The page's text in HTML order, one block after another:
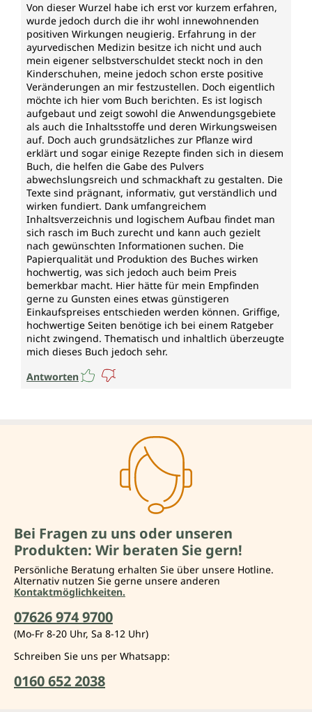
Von dieser Wurzel habe ich erst vor kurzem erfahren,
wurde jedoch durch die ihr wohl innewohnenden
positiven Wirkungen neugierig. Erfahrung in der
ayurvedischen Medizin besitze ich nicht und auch
mein eigener selbstverschuldet steckt noch in den
Kinderschuhen, meine jedoch schon erste positive
Veränderungen an mir festzustellen. Doch eigentlich
möchte ich hier vom Buch berichten. Es ist logisch
aufgebaut und zeigt sowohl die Anwendungsgebiete
als auch die Inhaltsstoffe und deren Wirkungsweisen
auf. Doch auch grundsätzliches zur Pflanze wird
erklärt und sogar einige Rezepte finden sich in diesem
Buch, die helfen die Gabe des Pulvers
abwechslungsreich und schmackhaft zu gestalten. Die
Texte sind prägnant, informativ, gut verständlich und
wirken fundiert. Dank umfangreichem
Inhaltsverzeichnis und logischem Aufbau findet man
sich rasch im Buch zurecht und kann auch gezielt
nach gewünschten Informationen suchen. Die
Papierqualität und Produktion des Buches wirken
hochwertig, was sich jedoch auch beim Preis
bemerkbar macht. Hier hätte für mein Empfinden
gerne zu Gunsten eines etwas günstigeren
Einkaufspreises entschieden werden können. Griffige,
hochwertige Seiten benötige ich bei einem Ratgeber
nicht zwingend. Thematisch und inhaltlich überzeugte
mich dieses Buch jedoch sehr.
Antworten
Bei Fragen zu uns oder unseren
Produkten: Wir beraten Sie gern!
Persönliche Beratung erhalten Sie über unsere Hotline.
Alternativ nutzen Sie gerne unsere anderen
Kontaktmöglichkeiten.
07626 974 9700
(Mo-Fr 8-20 Uhr, Sa 8-12 Uhr)
Schreiben Sie uns per Whatsapp:
0160 652 2038